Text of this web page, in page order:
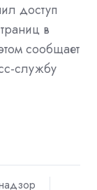
доступ
в
сообщает
службу